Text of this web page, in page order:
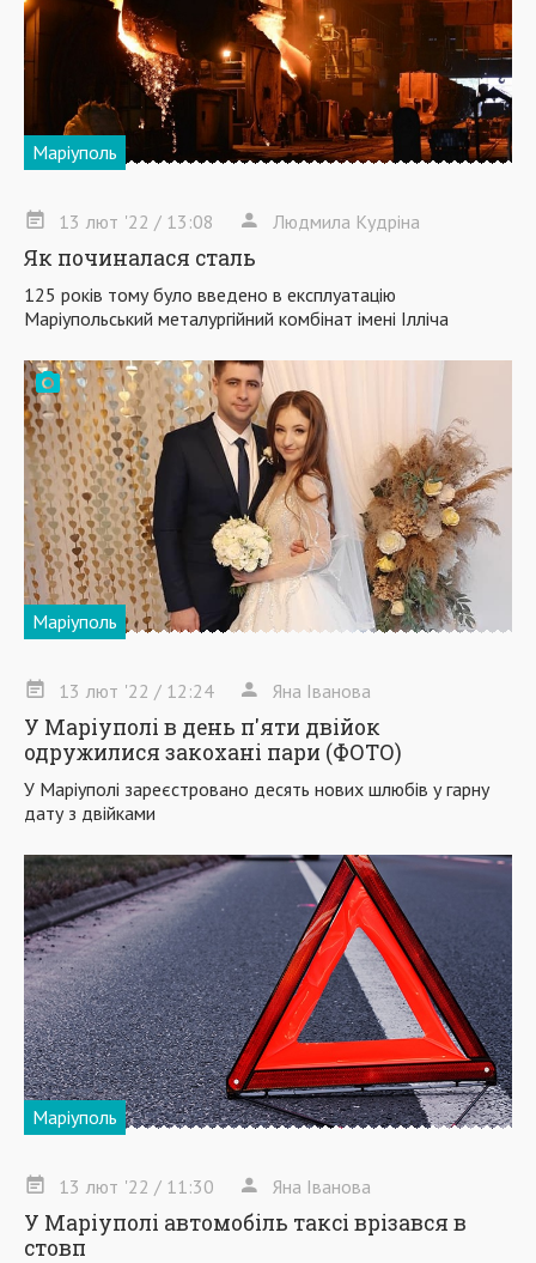
Маріуполь
13 лют '22 / 13:08 Людмила Кудріна
Як починалася сталь
125 років тому було введено в експлуатацію
Маріупольський металургійний комбінат імені Ілліча
Маріуполь
13 лют '22 / 12:24 Яна Іванова
У Маріуполі в день п'яти двійок
одружилися закохані пари (ФОТО)
У Маріуполі зареєстровано десять нових шлюбів у гарну
дату з двійками
Маріуполь
13 лют '22 / 11:30 Яна Іванова
У Маріуполі автомобіль таксі врізався в
стовп